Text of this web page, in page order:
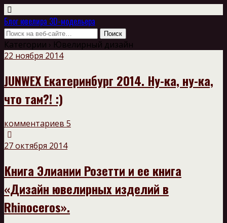
Блог ювелира 3D-модельера
Категории › Ювелирный дизайн
22 ноября 2014
JUNWEX Екатеринбург 2014. Ну-ка, ну-ка,
что там?! :)
комментариев 5
27 октября 2014
Книга Элиании Розетти и ее книга
«Дизайн ювелирных изделий в
Rhinoceros».